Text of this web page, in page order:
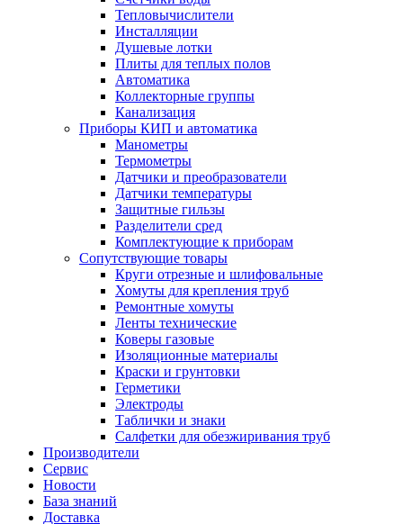
Тепловычислители
Инсталляции
Душевые лотки
Плиты для теплых полов
Автоматика
Коллекторные группы
Канализация
Приборы КИП и автоматика
Манометры
Термометры
Датчики и преобразователи
Датчики температуры
Защитные гильзы
Разделители сред
Комплектующие к приборам
Сопутствующие товары
Круги отрезные и шлифовальные
Хомуты для крепления труб
Ремонтные хомуты
Ленты технические
Коверы газовые
Изоляционные материалы
Краски и грунтовки
Герметики
Электроды
Таблички и знаки
Салфетки для обезжиривания труб
Производители
Сервис
Новости
База знаний
Доставка